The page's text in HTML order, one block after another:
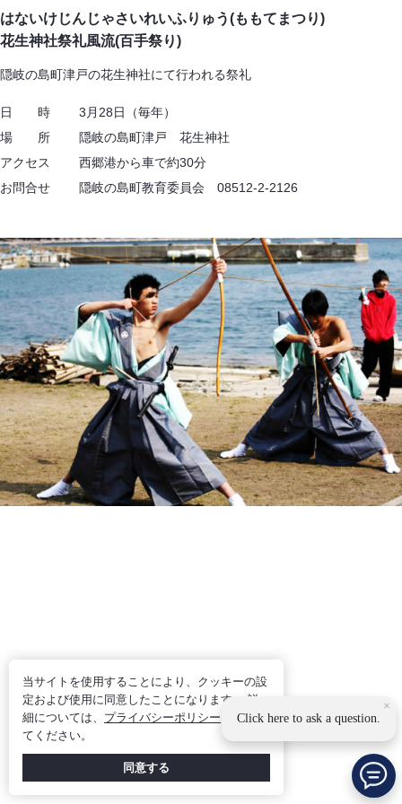
当サイトを使用することにより、クッキーの設
定および使用に同意したことになります。 詳
細については、 プライバシーポリシー を参照し
てください。
同意する
はないけじんじゃさいれいふりゅう(ももてまつり)
花生神社祭礼風流(百手祭り)
隠岐の島町津戸の花生神社にて行われる祭礼
日 時 3月28日（毎年）
場 所 隠岐の島町津戸 花生神社
アクセス 西郷港から車で約30分
お問合せ 隠岐の島町教育委員会 08512-2-2126
×
Click here to ask a question.